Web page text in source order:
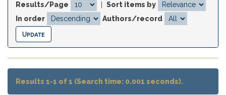
Results/Page
Sort items by
In order
Authors/record
Results 1-1 of 1 (Search time: 0.001 seconds).